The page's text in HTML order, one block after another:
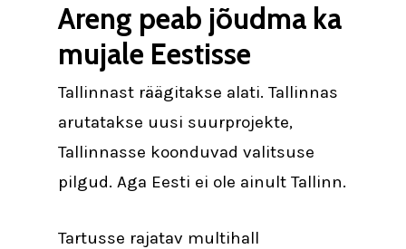
Areng peab jõudma ka
mujale Eestisse
Tallinnast räägitakse alati. Tallinnas
arutatakse uusi suurprojekte,
Tallinnasse koonduvad valitsuse
pilgud. Aga Eesti ei ole ainult Tallinn.
Tartusse rajatav multihall